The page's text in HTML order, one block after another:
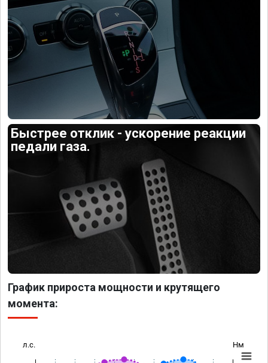
Быстрее отклик - ускорение реакции
педали газа.
График прироста мощности и крутящего
момента:
л.с. Нм